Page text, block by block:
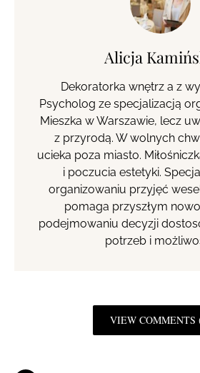
Alicja
Dekoratorka wnętrz a z
Psycholog ze specjalizacją
Mieszka w Warszawie, lecz
z przyrodą. W wolnych
ucieka poza miasto.
i poczucia estetyki.
organizowaniu przyjęć
pomaga przyszłym
podejmowaniu decyzji
potrzeb i
VIEW COMMENTS